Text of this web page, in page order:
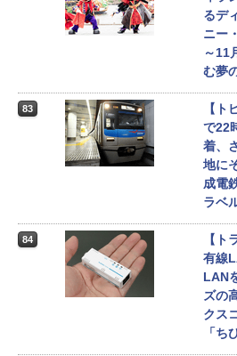
るデ
ニー
～11
む夢
83
【ト
で22
着、
地に
成電
ラベ
84
【ト
有線
LAN
ズの
クス
「ち